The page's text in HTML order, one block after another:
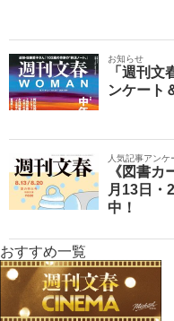
お知らせ
「週刊
ンケート
人気記事アンケ
《図書
月13日・
中！
おすすめ一覧